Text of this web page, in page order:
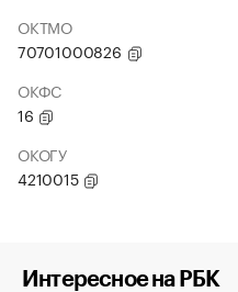
ОКТМО
70701000826
ОКФС
16
ОКОГУ
4210015
Интересное на РБК